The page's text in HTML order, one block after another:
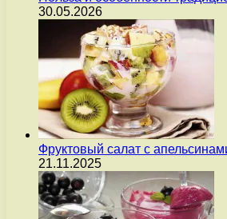
30.05.2026
Фруктовый салат с
21.11.2025